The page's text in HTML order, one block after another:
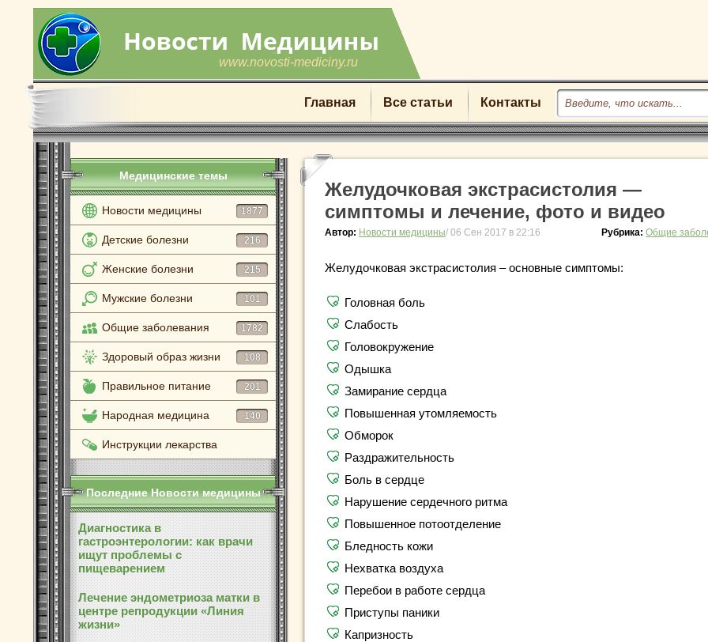
www.novosti-mediciny.ru
Главная Все статьи Контакты
Медицинские темы
Новости медицины 1877
Детские болезни 216
Женские болезни 215
Мужские болезни 101
Общие заболевания 1782
Здоровый образ жизни 108
Правильное питание 201
Народная медицина 140
Инструкции лекарства
Последние Новости медицины
Диагностика в
гастроэнтерологии: как врачи
ищут проблемы с
пищеварением
Лечение эндометриоза матки в
центре репродукции «Линия
жизни»
Желудочковая экстрасистолия —
симптомы и лечение, фото и видео
Автор: Новости медицины/ 06 Сен 2017 в 22:16 Рубрика: Общие
Желудочковая экстрасистолия – основные симптомы:
Головная боль
Слабость
Головокружение
Одышка
Замирание сердца
Повышенная утомляемость
Обморок
Раздражительность
Боль в сердце
Нарушение сердечного ритма
Повышенное потоотделение
Бледность кожи
Нехватка воздуха
Перебои в работе сердца
Приступы паники
Капризность